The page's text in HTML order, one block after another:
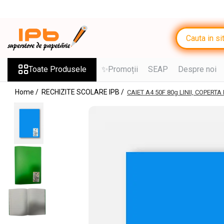
Toate Produsele
Ghiozdane, Rucsacuri, Trolere
Penare, Etuiuri, Necessaire
Caiete cu 2 sau mai multe
subiecte
Caiete de Calitate
Blocuri de desen
Coperți
Toate Produsele ✨Promoții SEAP Despre noi
Home / RECHIZITE SCOLARE IPB / CAIET A4 50F 80g LINII,